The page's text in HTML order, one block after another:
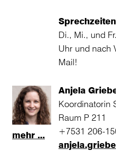
Sprechzeiten
Di., Mi., und
Uhr und nach
Mail!
mehr ...
Anjela
Koordinatorin
Raum P 211
+7531 206-